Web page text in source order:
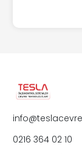
0216 364 02 10